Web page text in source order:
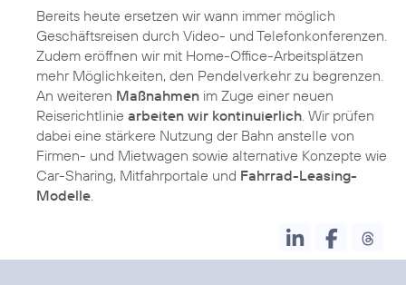
Bereits heute ersetzen wir wann immer möglich
Geschäftsreisen durch Video- und Telefonkonferenzen.
Zudem eröffnen wir mit Home-Office-Arbeitsplätzen
mehr Möglichkeiten, den Pendelverkehr zu begrenzen.
An weiteren Maßnahmen im Zuge einer neuen
Reiserichtlinie arbeiten wir kontinuierlich . Wir prüfen
dabei eine stärkere Nutzung der Bahn anstelle von
Firmen- und Mietwagen sowie alternative Konzepte wie
Car-Sharing, Mitfahrportale und Fahrrad-Leasing-
Modelle